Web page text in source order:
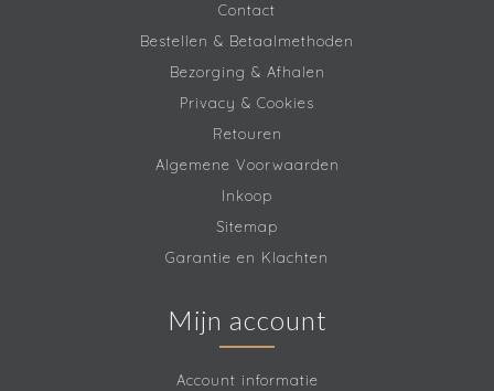
Contact
Bestellen & Betaalmethoden
Bezorging & Afhalen
Privacy & Cookies
Retouren
Algemene Voorwaarden
Inkoop
Sitemap
Garantie en Klachten
Mijn account
Account informatie